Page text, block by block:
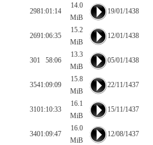
19/01/1438
14.0
MiB
1:01:14
298
12/01/1438
15.2
MiB
1:06:35
269
05/01/1438
13.3
MiB
58:06
301
22/11/1437
15.8
MiB
1:09:09
354
15/11/1437
16.1
MiB
1:10:33
310
12/08/1437
16.0
MiB
1:09:47
340